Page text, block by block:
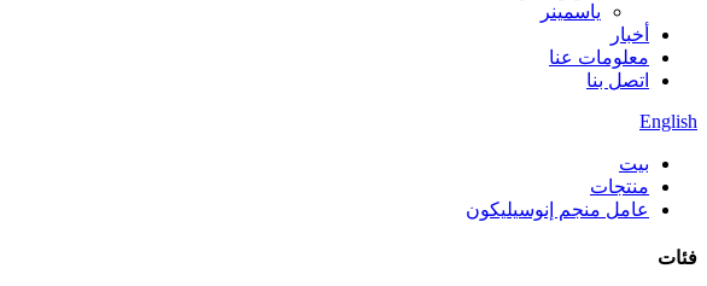
ياسمينر
أخبار
معلومات عنا
اتصل بنا
English
بيت
منتجات
عامل منجم إنوسيليكون
فئات